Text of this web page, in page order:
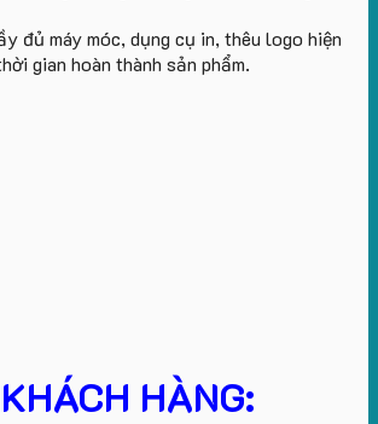
đủ máy móc, dụng cụ in, thêu logo hiện
gian hoàn thành sản phẩm.
HÀNG: